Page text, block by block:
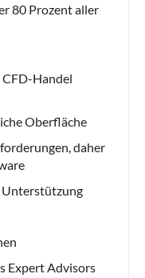
80 Prozent aller
CFD-Handel
Oberfläche
daher
Expert Advisors